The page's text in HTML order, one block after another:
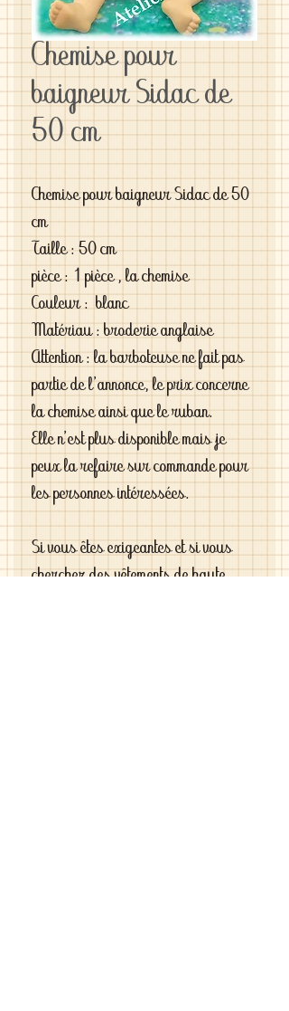
Chemise pour
baigneur Sidac de
50 cm
Chemise pour baigneur Sidac de 50
cm
Taille : 50 cm
pièce : 1 pièce , la chemise
Couleur : blanc
Matériau : broderie anglaise
Attention : la barboteuse ne fait pas
partie de l'annonce, le prix concerne
la chemise ainsi que le ruban.
Elle n'est plus disponible mais je
peux la refaire sur commande pour
les personnes intéressées.
Si vous êtes exigeantes et si vous
cherchez des vêtements de haute